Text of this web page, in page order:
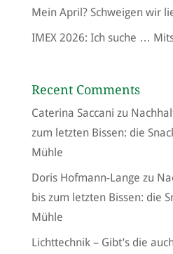
Mein April? Schweigen wir
IMEX 2026: Ich suche …
Recent Comments
Caterina Saccani zu
zum letzten Bissen: die
Mühle
Doris Hofmann-Lange zu
bis zum letzten Bissen: die
Mühle
Lichttechnik – Gibt’s die